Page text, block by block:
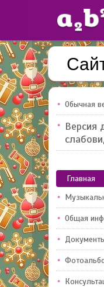
Обычная
Версия
Главная
Общая